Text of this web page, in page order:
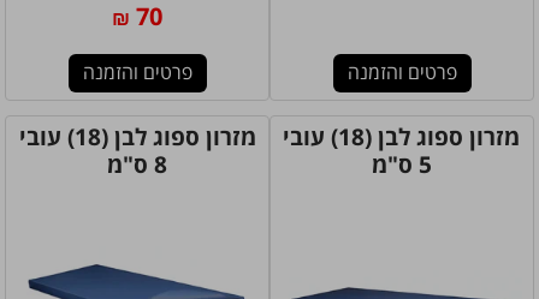
פרטים והזמנה
70
₪
פרטים והזמנה
מזרון ספוג לבן (18) עובי
5 ס"מ
מזרון ספוג לבן (18) עובי
8 ס"מ